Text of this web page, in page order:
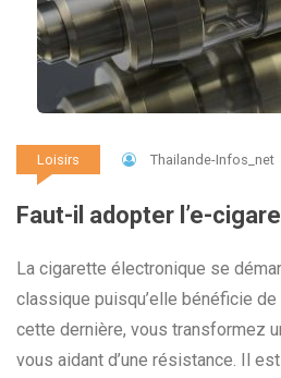
Loisirs Thailande-Infos_net
Faut-il adopter l’e-
La cigarette électronique se
classique puisqu’elle bénéficie de
cette dernière, vous transformez
vous aidant d’une résistance. Il